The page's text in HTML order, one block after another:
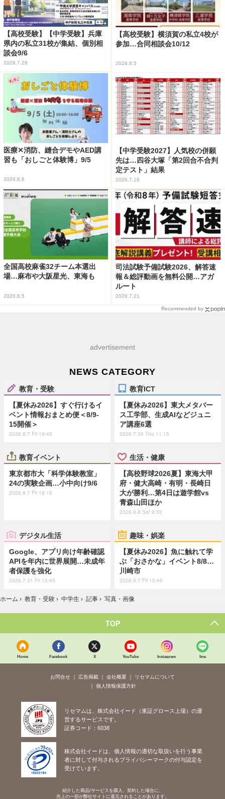
【高校受験】【中学受験】兵庫
県内の私立31校が集結、個別相
談会9/6
2026.7.28
【高校受験】横須賀の私立4校が
参加…合同相談会10/12
2026.8.5
医療✕消防、縫合デモやAED講
習も「おしごと体験博」9/5
2026.8.6
【中学受験2027】人気校の併願
先は…四谷大塚「第2回合不合判
定テスト」結果
2026.7.16
全国高校麻雀32チーム本選出
場…麻布や大阪星光、東海も
2026.8.5
司法試験予備試験2026、解答速
報＆総評動画を無料公開…アガ
ルート
2026.7.21
Recommended by
advertisement
NEWS CATEGORY
教育・受験
【夏休み2026】すぐ行けるイ
ベント情報おまとめ便＜8/9-
15開催＞
2026.8.7 Fri 19:45
教育ICT
【夏休み2026】東大メタバー
ス工学部、生成AIなどジュニ
ア講座6選
2026.7.30 Thu 11:15
教育イベント
東京都市大「科学体験教室」
24の実験企画…小中向け9/6
2026.8.7 Fri 18:15
生活・健康
【高校野球2026夏】東海大甲
府・健大高崎・有明・長崎日
大が勝利…第4日は遊学館vs
青森山田ほか
2026.8.8 Sat 9:52
デジタル生活
Google、アプリ向け年齢確認
APIを年内に世界展開…未成年
者保護を強化
2026.7.31 Fri 13:45
趣味・娯楽
【夏休み2026】魚に触れて学
ぶ「おさかな」イベント8/8…
川崎市
2026.8.7 Fri 10:45
ホーム › 教育・受験 › 中学生 › 記事 › 写真・画像
TOP
Home Facebook X YouTube Instagram line
お問合せ 広告掲載 会社概要
リセマムについて
個人情報保護方針
リセマムは、株式会社イード（東証グロース上場）の運
営するサービスです。
証券コード：6038
株式会社イードは、個人情報の適切な取扱いを行う事業
者に対して付与されるプライバシーマークの付与認定を
受けています。
紹介した商品/サービスを購入、契約した場合に、
売上の一部が弊社サイトに還元されることがあります。